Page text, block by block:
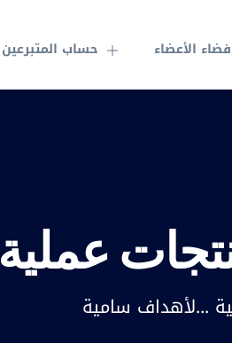
فضاء الأعضاء حساب المتبرعين
عملية
...لأهداف سامية